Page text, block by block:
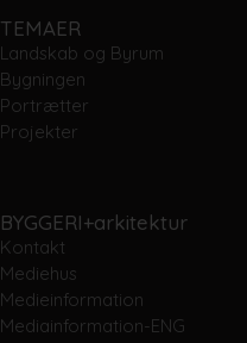
TEMAER
Landskab og Byrum
Bygningen
Portrætter
Projekter
BYGGERI+arkitektur
Kontakt
Mediehus
Medieinformation
Mediainformation-ENG